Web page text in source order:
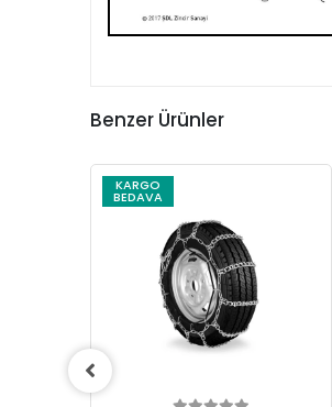
Benzer Ürünler
KARGO
BEDAVA